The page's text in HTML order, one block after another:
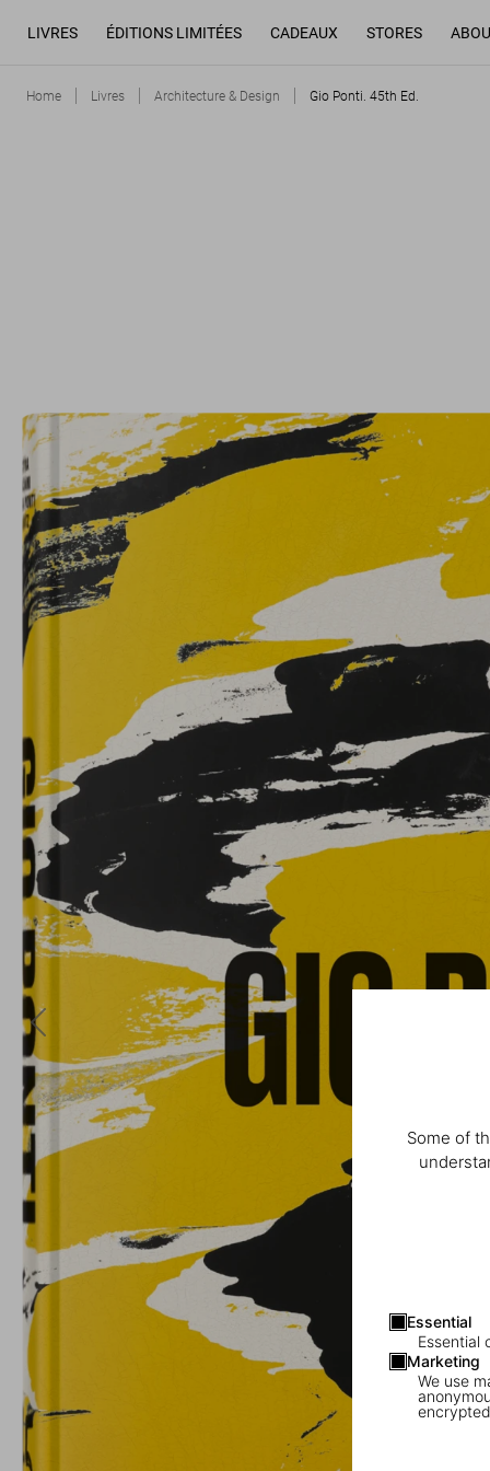
Some of
Essential
Essential
Marketing
We use
LIVRES ÉDITIONS LIMITÉES CADEAUX STORES
Home Livres Architecture & Design Gio Ponti. 45th Ed.